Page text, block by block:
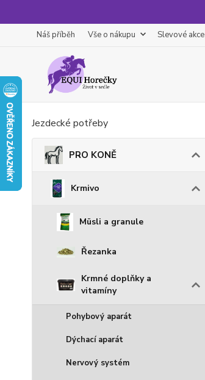
Náš příběh Vše o nákupu Slevové akce
Jezdecké potřeby
PRO KONĚ
Krmivo
Müsli a granule
Řezanka
Krmné doplňky a
vitamíny
Pohybový aparát
Dýchací aparát
Nervový systém